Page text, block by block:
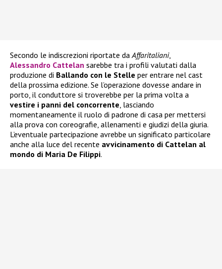
Secondo le indiscrezioni riportate daAffaritaliani,
Alessandro Cattelan sarebbe tra i profili valutati dalla
produzione di Ballando con le Stelle per entrare nel cast
della prossima edizione. Se l’operazione dovesse andare in
porto, il conduttore si troverebbe per la prima volta a
vestire i panni del concorrente, lasciando
momentaneamente il ruolo di padrone di casa per mettersi
alla prova con coreografie, allenamenti e giudizi della giuria.
L’eventuale partecipazione avrebbe un significato particolare
anche alla luce del recente avvicinamento di Cattelan al
mondo di Maria De Filippi.